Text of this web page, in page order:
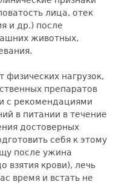
лица, отек
и др.) после
животных,
нагрузок,
препаратов
с рекомендациями
в питании в течение
достоверных
себя к этому
после ужина
взятия крови), лечь
время и встать не